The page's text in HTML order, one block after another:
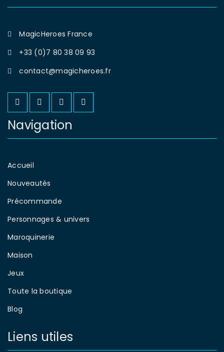
MagicHeroes France
+33 (0)7 80 38 09 93
contact@magicheroes.fr
Navigation
Accueil
Nouveautés
Précommande
Personnages & univers
Maroquinerie
Maison
Jeux
Toute la boutique
Blog
Liens utiles